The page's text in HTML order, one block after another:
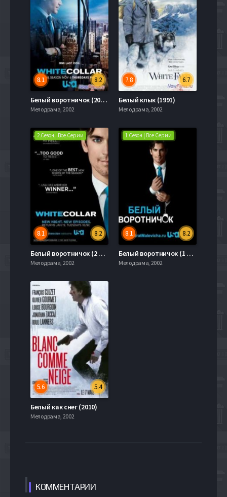
8.2
8.1
Белый воротничок (2014) 6 Сезон
Мелодрама, 2002
6.7
7.8
Белый клык (1991)
Мелодрама, 2002
2 Сезон | Все Серии
8.2
8.1
Белый воротничок (2 Сезон)
Мелодрама, 2002
1 Сезон | Все Серии
8.2
8.1
Белый воротничок (1 Сезон)
Мелодрама, 2002
5.4
5.6
Белый как снег (2010)
Мелодрама, 2002
КОММЕНТАРИИ